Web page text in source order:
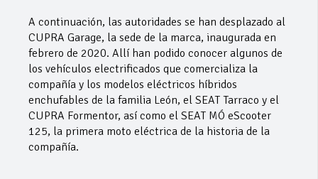
A continuación, las autoridades se han desplazado al
CUPRA Garage, la sede de la marca, inaugurada en
febrero de 2020. Allí han podido conocer algunos de
los vehículos electrificados que comercializa la
compañía y los modelos eléctricos híbridos
enchufables de la familia León, el SEAT Tarraco y el
CUPRA Formentor, así como el SEAT MÓ eScooter
125, la primera moto eléctrica de la historia de la
compañía.